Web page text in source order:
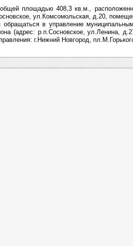
площадью 408,3 кв.м.,
ул.Комсомольская, д.20,
в управление
(адрес: р.п.Сосновское, ул.Ленина,
г.Нижний Новгород,